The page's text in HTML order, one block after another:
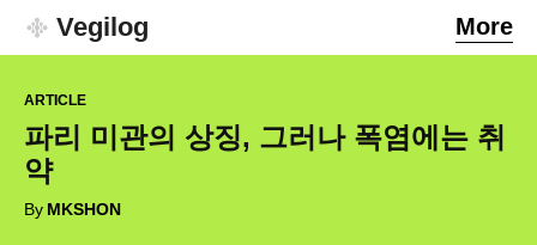
Vegilog More
ARTICLE
파리 미관의 상징, 그러나 폭염에는 취
약
By MKSHON